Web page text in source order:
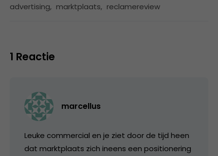
advertising, marktplaats, reclamereview
1 Reactie
marcellus
Leuke commercial en je ziet door de tijd heen
dat marktplaats zich ineens een positionering